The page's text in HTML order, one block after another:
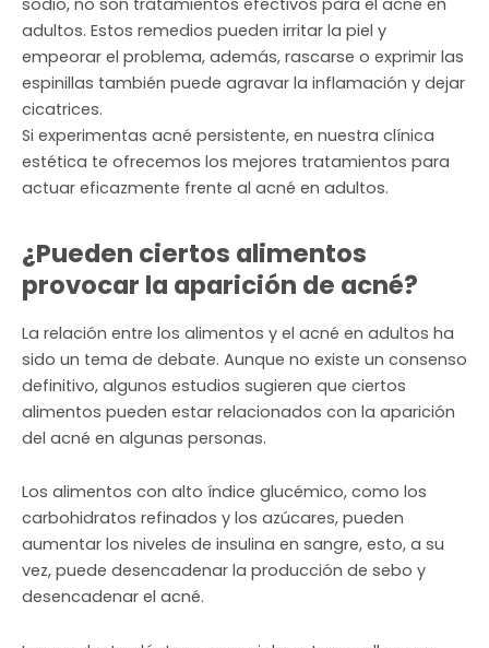
adultos. Estos remedios pueden irritar la piel y
empeorar el problema, además, rascarse o exprimir las
espinillas también puede agravar la inflamación y dejar
cicatrices.
Si experimentas acné persistente, en nuestra clínica
estética te ofrecemos los mejores tratamientos para
actuar eficazmente frente al acné en adultos.
¿Pueden ciertos alimentos
provocar la aparición de acné?
La relación entre los alimentos y el acné en adultos ha
sido un tema de debate. Aunque no existe un consenso
definitivo, algunos estudios sugieren que ciertos
alimentos pueden estar relacionados con la aparición
del acné en algunas personas.
Los alimentos con alto índice glucémico, como los
carbohidratos refinados y los azúcares, pueden
aumentar los niveles de insulina en sangre, esto, a su
vez, puede desencadenar la producción de sebo y
desencadenar el acné.